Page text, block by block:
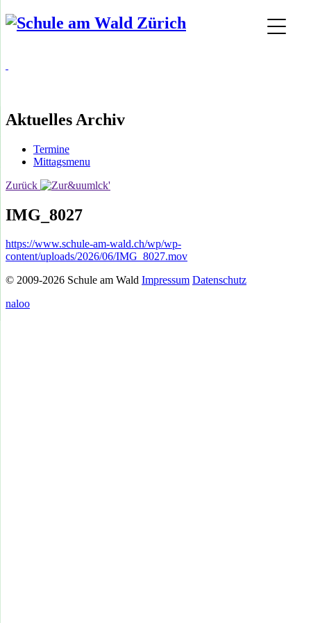
Aktuelles Archiv
Termine
Mittagsmenu
Zurück
IMG_8027
https://www.schule-am-wald.ch/wp/wp-
content/uploads/2026/06/IMG_8027.mov
© 2009-2026 Schule am Wald Impressum Datenschutz
naloo